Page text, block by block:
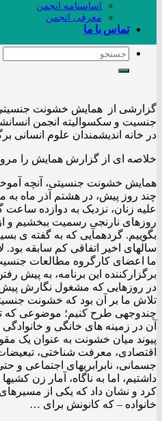
اساسنامه انجمن
معرفی انجمن
تماس با ما
از همایش خشونت جنسیتی
خانه اندیشمندان علوم انسانی
ای از گزارش همایش را مرور
خشونت جنسیتی، آنچه آموختیم
روز پیش، در هشتم آذر ماه به
زنان، نزدیک به دوازده ساعت
نارنجی رسمیت ببخشیم و
گردهمآیی که به گفته ی
اخیر اتفاقی کم سابقه بود.
اعضای کارگروه مطالعات جنسیت و
این برنامه، به پیش رفتن
روزهایی که مشغول نگارش پیش
ما بر آن بود که خشونت جنسیتی
طرح کنیم؛ موضوعی که
در زمینه های خانگی و خانوادگی
میان خشونت به عنوان یک
معرفت شناختی، تبعیضات
نابرابریهای اجتماعی و
اما به ناگاه، آمار زن کشیها
و نشان داد که یکی از مسیرهای
– که کانونش برای …